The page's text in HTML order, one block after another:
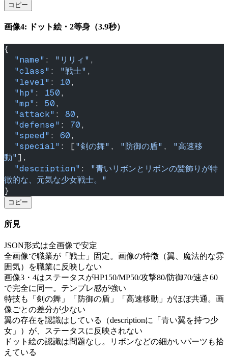
コピー
画像4: ドット絵・2等身（3.9秒）
{
  "name"
: "リリィ" ,
  "class"
: "戦士" ,
  "level"
: 10,
  "hp"
: 150,
  "mp"
: 50,
  "attack"
: 80,
  "defense"
: 70,
  "speed"
: 60,
  "special"
: ["剣の舞" , "防御の盾" , "高速移
動"],
  "description"
: "青いリボンとリボンの髪飾りが特
徴的な、元気な少女戦士。"
}
コピー
所見
JSON形式は全画像で安定
全画像で職業が「戦士」固定。画像の特徴（翼、魔法的な雰
囲気）を職業に反映しない
画像3・4はステータスがHP150/MP50/攻撃80/防御70/速さ60
で完全に同一。テンプレ感が強い
特技も「剣の舞」「防御の盾」「高速移動」がほぼ共通。画
像ごとの差分が少ない
翼の存在を認識はしている（descriptionに「青い翼を持つ少
女」）が、ステータスに反映されない
ドット絵の認識は問題なし。リボンなどの細かいパーツも拾
えている